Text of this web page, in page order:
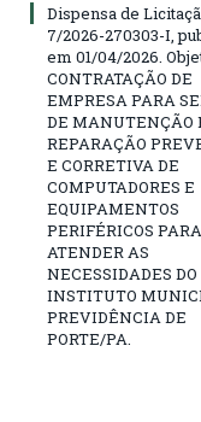
Dispensa de
7/2026-270303-I,
em 01/04/2026.
CONTRATAÇÃO DE
EMPRESA PARA
DE MANUTENÇÃO
REPARAÇÃO
E CORRETIVA DE
COMPUTADORES E
EQUIPAMENTOS
PERIFÉRICOS PARA
ATENDER AS
NECESSIDADES DO
INSTITUTO
PREVIDÊNCIA DE
PORTE/PA.